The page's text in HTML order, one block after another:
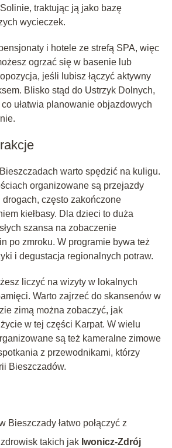
traktując ją jako bazę
wycieczek.
i hotele ze strefą SPA, więc
ogrzać się w basenie lub
jeśli lubisz łączyć aktywny
Blisko stąd do Ustrzyk Dolnych,
ułatwia planowanie objazdowych
warto spędzić na kuligu.
organizowane są przejazdy
często zakończone
kiełbasy. Dla dzieci to duża
szansa na zobaczenie
po zmroku. W programie bywa też
i degustacja regionalnych potraw.
liczyć na wizyty w lokalnych
Warto zajrzeć do skansenów w
zimą można zobaczyć, jak
w tej części Karpat. W wielu
są też kameralne zimowe
z przewodnikami, którzy
Bieszczadów.
Bieszczady łatwo połączyć z
takich jak Iwonicz-Zdrój